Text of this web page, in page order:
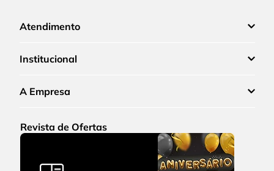
Atendimento
Institucional
A Empresa
Revista de Ofertas